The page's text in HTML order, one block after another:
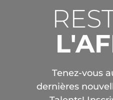
Tenez-vous
dernières